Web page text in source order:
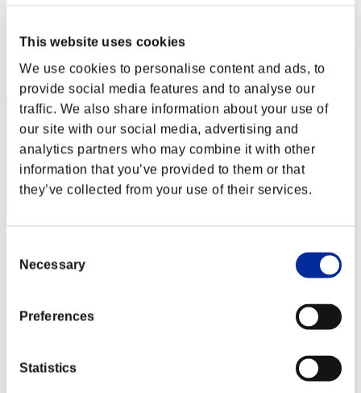
This website uses cookies
We use cookies to personalise content and ads, to
provide social media features and to analyse our
traffic. We also share information about your use of
our site with our social media, advertising and
analytics partners who may combine it with other
information that you’ve provided to them or that
they’ve collected from your use of their services.
Selection
Necessary
Preferences
Statistics
rider-t.k
2
Puntos:Lv:1/03'11"60